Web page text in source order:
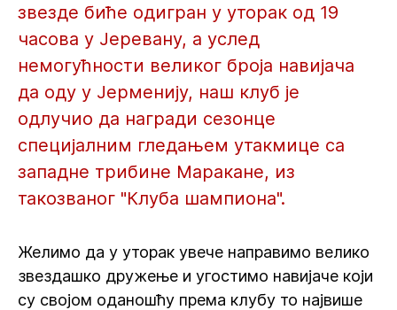
звезде биће одигран у уторак од 19
часова у Јеревану, а услед
немогућности великог броја навијача
да оду у Јерменију, наш клуб је
одлучио да награди сезонце
специјалним гледањем утакмице са
западне трибине Маракане, из
такозваног "Клуба шампиона".
Желимо да у уторак увече направимо велико
звездашко дружење и угостимо навијаче који
су својом оданошћу према клубу то највише